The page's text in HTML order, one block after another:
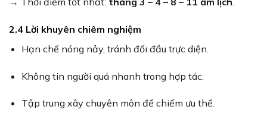
2.4 Lời khuyên chiêm nghiệm
Hạn chế nóng nảy, tránh đối đầu trực diện.
Không tin người quá nhanh trong hợp tác.
Tập trung xây chuyên môn để chiếm ưu thế.